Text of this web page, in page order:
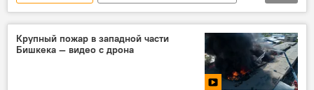
Особый акцент
Общество
Кыргызстан
электричество
ущерб
суд
претензии
Крупный пожар в западной части
Бишкека — видео с дрона